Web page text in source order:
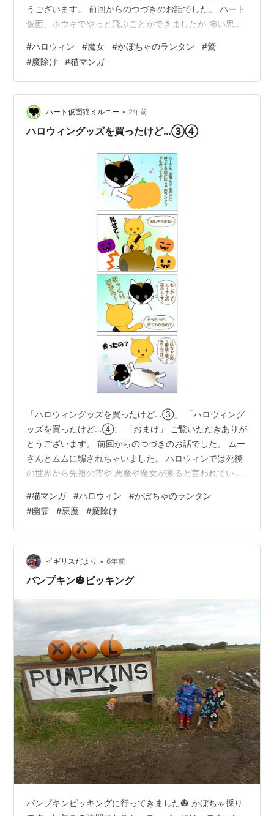
うございます。 前回からのつづきのお話でした。 ハート
仮面、ホウキでやっと飛ぶことができましたが 怖い思い
目があって良かったです(*^^)vいつもご訪問いただきあり
がとうございます✨ 次回もよろしくお願いいたします。
#ハロウィン #魔女 #かぼちゃのランタン #鷲
#魔除け #猫マンガ
ハート仮面猫ミルニー • 2年前
ハロウィングッズを買ったけど…③④
「ハロウィングッズを買ったけど…③」 「ハロウィング
ッズを買ったけど…④」 「おまけ」 ご覧いただきありが
とうございます。 前回からのつづきのお話でした。 ムー
さんとムムに騙されちゃいました。 ハロウィンでは死後
の世界から先祖の霊や 悪魔や魔女が来ると言われている
いつもご訪問いただきありがとうございます✨ 次回もよ
ろしくお願いいたします。
#猫マンガ #ハロウィン #かぼちゃのランタン
#幽霊 #悪魔 #魔除け
イギリスだより • 6年前
パンプキン🎃ピッキング
パンプキンピッキングに行ってきました🎃 かぼちゃ採り